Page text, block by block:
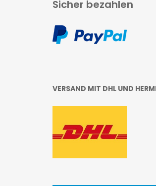
Sicher bezahlen
VERSAND MIT DHL UND